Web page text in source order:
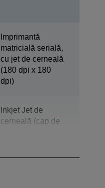
Imprimantă
matricială serială,
cu jet de cerneală
(180 dpi x 180
dpi)
Inkjet Jet de
cerneală (cap de